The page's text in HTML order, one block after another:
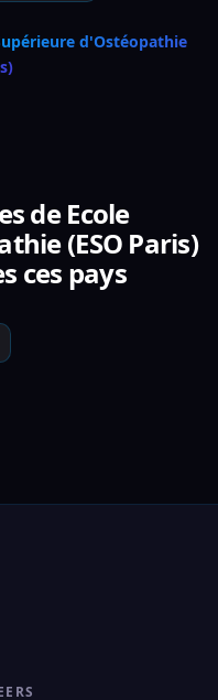
d'Ostéopathie
de Ecole
(ESO Paris)
ces pays